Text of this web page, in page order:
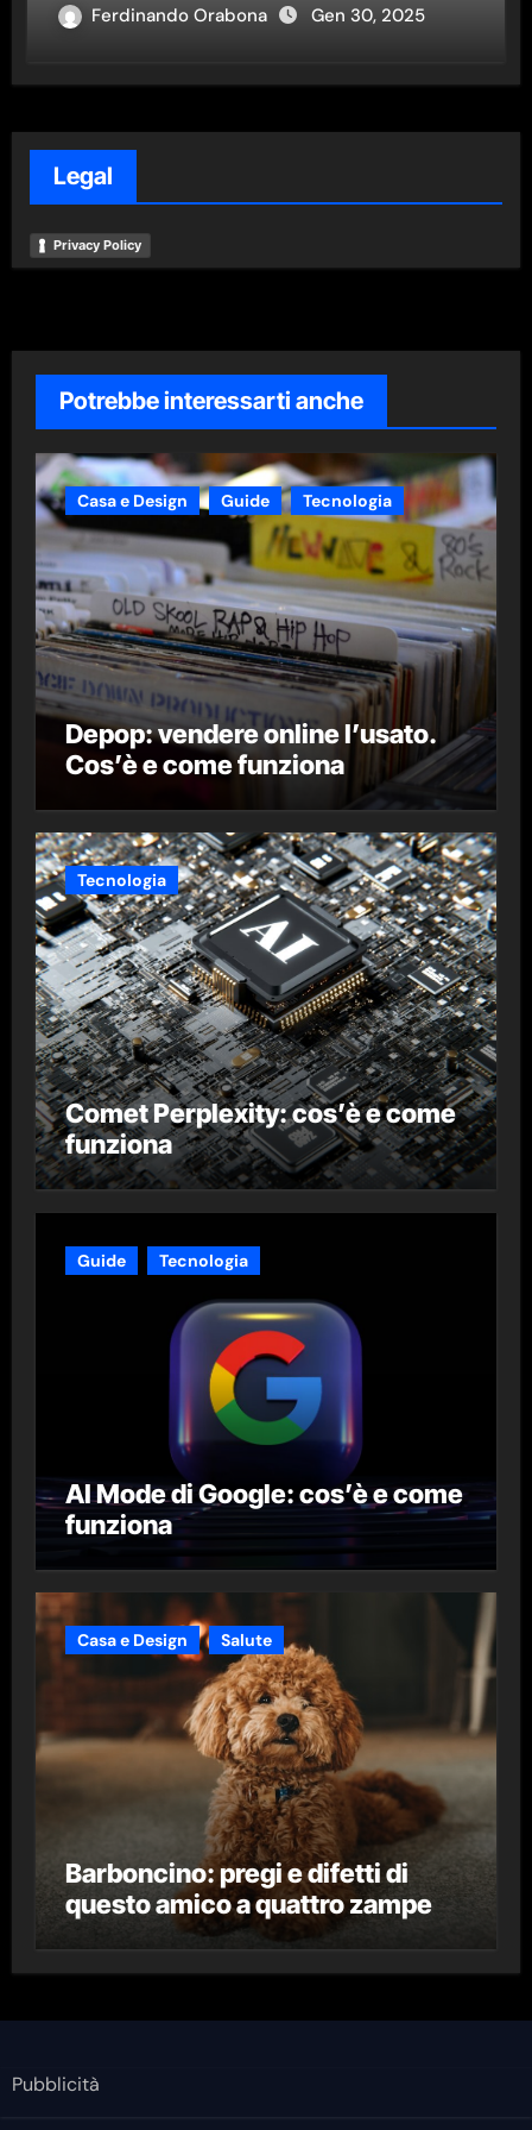
Ferdinando Orabona Gen 30, 2025
Legal
Privacy Policy
Potrebbe interessarti anche
Casa e Design Guide Tecnologia
Depop: vendere online l’usato.
Cos’è e come funziona
Tecnologia
Comet Perplexity: cos’è e come
funziona
Guide Tecnologia
AI Mode di Google: cos’è e come
funziona
Casa e Design Salute
Barboncino: pregi e difetti di
questo amico a quattro zampe
Pubblicità